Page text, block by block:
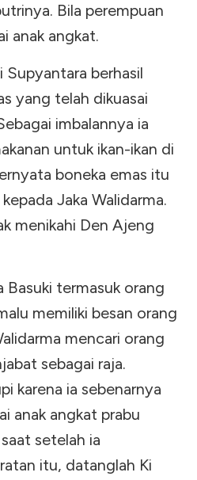
Bila perempuan
anak angkat.
berhasil
yang telah dikuasai
imbalannya ia
untuk ikan-ikan di
boneka emas itu
Jaka Walidarma.
menikahi Den Ajeng
Basuki termasuk orang
memiliki besan orang
mencari orang
sebagai raja.
karena ia sebenarnya
anak angkat prabu
setelah ia
itu, datanglah Ki